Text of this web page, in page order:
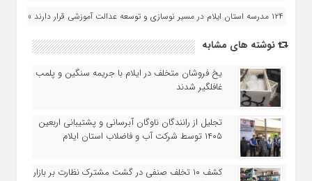
۱۲۴ مدرسه استان ایلام در مسیر نوسازی و توسعه عدالت آموزشی قرار دارند »
نوشته های مشابه
یخ‌ فروشان متخلف در ایلام با جریمه سنگین و پلمب
غافلگیر شدند
تجلیل از رانندگان ناوگان آبرسانی و پشتیبانی اربعین
۱۴۰۵ توسط شرکت آب و فاضلاب استان ایلام
کشف ۱۰ تخلف صنفی در گشت مشترک نظارت بر بازار